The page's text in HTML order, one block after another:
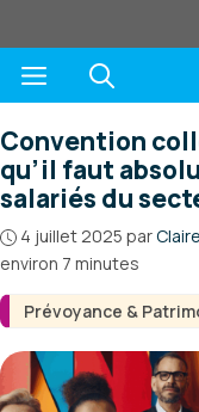
au
contenuMenu
Prévoyance &
Convention
qu’il faut
salariés du
4 juillet 2025 par
environ 7 minutes